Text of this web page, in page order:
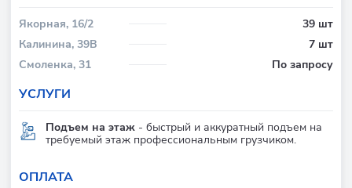
Якорная, 16/2
39 шт
Калинина, 39В
7 шт
Смоленка, 31
По запросу
УСЛУГИ
Подъем на этаж - быстрый и аккуратный подъем на
требуемый этаж профессиональным грузчиком.
ОПЛАТА